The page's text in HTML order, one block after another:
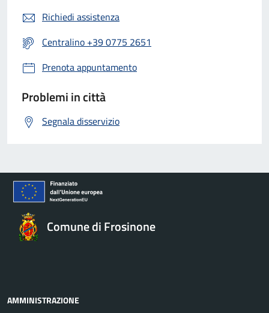
Richiedi assistenza
Centralino +39 0775 2651
Prenota appuntamento
Problemi in città
Segnala disservizio
Comune di Frosinone
AMMINISTRAZIONE